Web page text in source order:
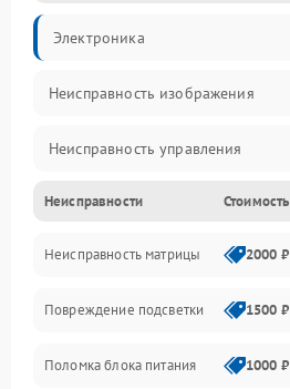
Электроника
Неисправность изображения
Неисправность управления
Неисправность интерфейсов
Прочие неисправности
Неисправность звука
Механические повреждения
Неисправности Стоимость
Неисправность матрицы 2000 ₽
Повреждение подсветки 1500 ₽
Поломка блока питания 1000 ₽